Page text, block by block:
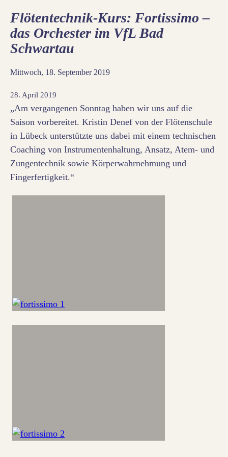
Flötentechnik-Kurs: Fortissimo –
das Orchester im VfL Bad
Schwartau
Mittwoch, 18. September 2019
28. April 2019
„Am vergangenen Sonntag haben wir uns auf die
Saison vorbereitet. Kristin Denef von der Flötenschule
in Lübeck unterstützte uns dabei mit einem technischen
Coaching von Instrumentenhaltung, Ansatz, Atem- und
Zungentechnik sowie Körperwahrnehmung und
Fingerfertigkeit.“